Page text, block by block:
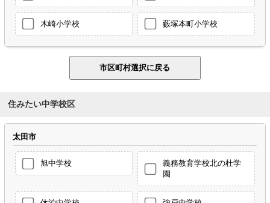
木崎小学校 藪塚本町小学校
住みたい中学校区
太田市
旭中学校
義務教育学校北の杜学
園